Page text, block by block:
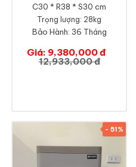
C30 * R38 * S30 cm
Trọng lượng: 28kg
Bảo Hành: 36 Tháng
Giá: 9,380,000 đ
12,933,000 đ
- 51%